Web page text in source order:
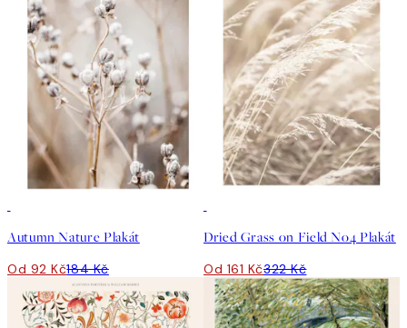
Autumn Nature Plakát
Od 92 Kč184 Kč
Dried Grass on Field No4 Plakát
Od 161 Kč322 Kč